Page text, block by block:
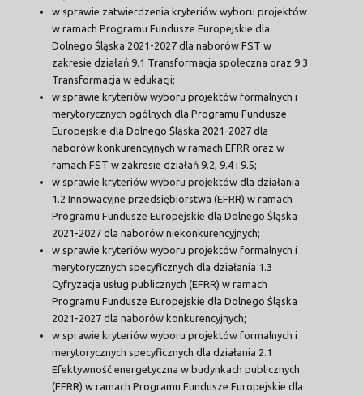
w sprawie zatwierdzenia kryteriów wyboru projektów
w ramach Programu Fundusze Europejskie dla
Dolnego Śląska 2021-2027 dla naborów FST w
zakresie działań 9.1 Transformacja społeczna oraz 9.3
Transformacja w edukacji;
w sprawie kryteriów wyboru projektów formalnych i
merytorycznych ogólnych dla Programu Fundusze
Europejskie dla Dolnego Śląska 2021-2027 dla
naborów konkurencyjnych w ramach EFRR oraz w
ramach FST w zakresie działań 9.2, 9.4 i 9.5;
w sprawie kryteriów wyboru projektów dla działania
1.2 Innowacyjne przedsiębiorstwa (EFRR) w ramach
Programu Fundusze Europejskie dla Dolnego Śląska
2021-2027 dla naborów niekonkurencyjnych;
w sprawie kryteriów wyboru projektów formalnych i
merytorycznych specyficznych dla działania 1.3
Cyfryzacja usług publicznych (EFRR) w ramach
Programu Fundusze Europejskie dla Dolnego Śląska
2021-2027 dla naborów konkurencyjnych;
w sprawie kryteriów wyboru projektów formalnych i
merytorycznych specyficznych dla działania 2.1
Efektywność energetyczna w budynkach publicznych
(EFRR) w ramach Programu Fundusze Europejskie dla